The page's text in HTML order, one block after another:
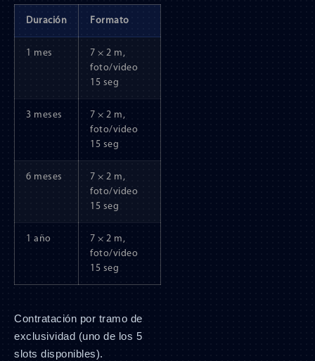
Duración Formato
1 mes
7 × 2 m,
foto/video
15 seg
3 meses
7 × 2 m,
foto/video
15 seg
6 meses
7 × 2 m,
foto/video
15 seg
1 año
7 × 2 m,
foto/video
15 seg
Contratación por tramo de
exclusividad (uno de los 5
slots disponibles).